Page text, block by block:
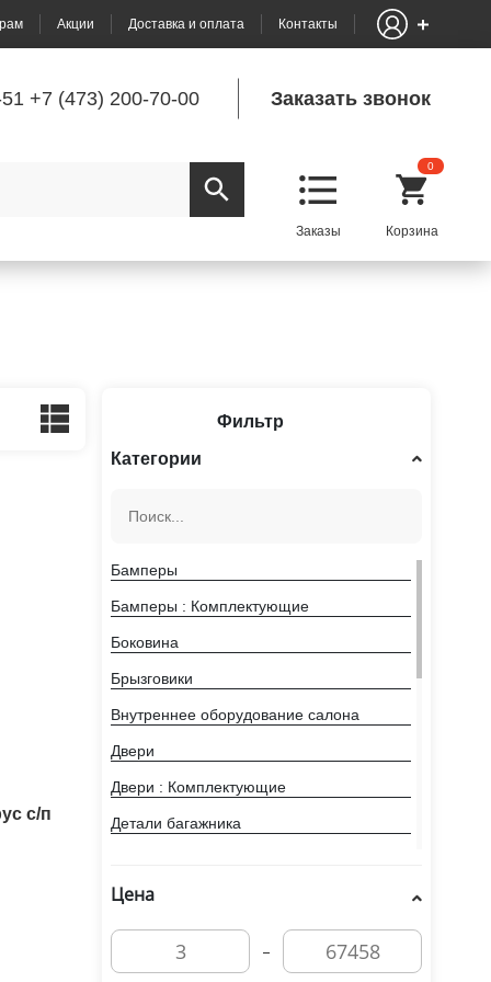
Акции Доставка и оплата Контакты
+7 (473) 200-70-00 Заказать звонок
0
Фильтр
Категории
Бамперы
Бамперы : Комплектующие
Боковина
Брызговики
Внутреннее оборудование салона
Двери
Двери : Комплектующие
Детали багажника
Задок кузова
Зеркала и элементы
Капоты
Цена
с/п